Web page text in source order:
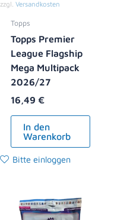
zzgl. Versandkosten
Topps
Topps Premier
League Flagship
Mega Multipack
2026/27
16,49 €
In den
Warenkorb
Bitte einloggen